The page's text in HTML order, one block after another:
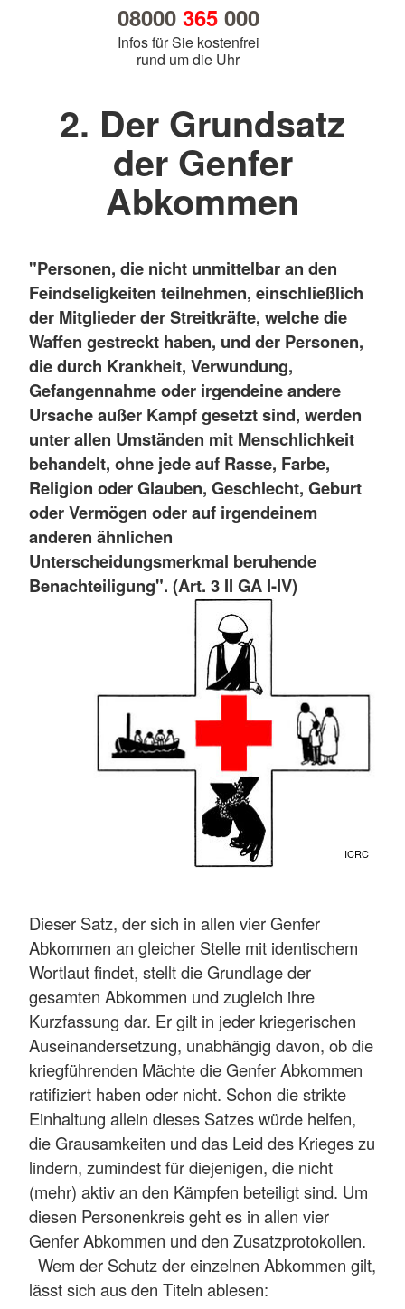
08000 365000
Infos für Sie kostenfrei
rund um die Uhr
2. Der Grundsatz
der Genfer
Abkommen
"Personen, die nicht unmittelbar an den
Feindseligkeiten teilnehmen, einschließlich
der Mitglieder der Streitkräfte, welche die
Waffen gestreckt haben, und der Personen,
die durch Krankheit, Verwundung,
Gefangennahme oder irgendeine andere
Ursache außer Kampf gesetzt sind, werden
unter allen Umständen mit Menschlichkeit
behandelt, ohne jede auf Rasse, Farbe,
Religion oder Glauben, Geschlecht, Geburt
oder Vermögen oder auf irgendeinem
anderen ähnlichen
Unterscheidungsmerkmal beruhende
Benachteiligung". (Art. 3 II GA I-IV)
ICRC
Dieser Satz, der sich in allen vier Genfer
Abkommen an gleicher Stelle mit identischem
Wortlaut findet, stellt die Grundlage der
gesamten Abkommen und zugleich ihre
Kurzfassung dar. Er gilt in jeder kriegerischen
Auseinandersetzung, unabhängig davon, ob die
kriegführenden Mächte die Genfer Abkommen
ratifiziert haben oder nicht. Schon die strikte
Einhaltung allein dieses Satzes würde helfen,
die Grausamkeiten und das Leid des Krieges zu
lindern, zumindest für diejenigen, die nicht
(mehr) aktiv an den Kämpfen beteiligt sind. Um
diesen Personenkreis geht es in allen vier
Genfer Abkommen und den Zusatzprotokollen.
Wem der Schutz der einzelnen Abkommen gilt,
lässt sich aus den Titeln ablesen: